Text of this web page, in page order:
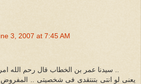
3, 2007 at 7:45 AM
يعنى لو انتى بتنتقدى فى شخصيتى .. المفروض